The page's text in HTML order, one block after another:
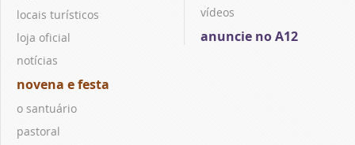
locais turísticos
loja oficial
notícias
novena e festa
o santuário
pastoral
vídeos
anuncie no A12